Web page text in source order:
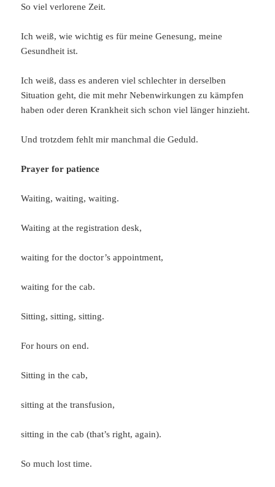
So viel verlorene Zeit.
Ich weiß, wie wichtig es für meine Genesung, meine
Gesundheit ist.
Ich weiß, dass es anderen viel schlechter in derselben
Situation geht, die mit mehr Nebenwirkungen zu kämpfen
haben oder deren Krankheit sich schon viel länger hinzieht.
Und trotzdem fehlt mir manchmal die Geduld.
Prayer for patience
Waiting, waiting, waiting.
Waiting at the registration desk,
waiting for the doctor’s appointment,
waiting for the cab.
Sitting, sitting, sitting.
For hours on end.
Sitting in the cab,
sitting at the transfusion,
sitting in the cab (that’s right, again).
So much lost time.